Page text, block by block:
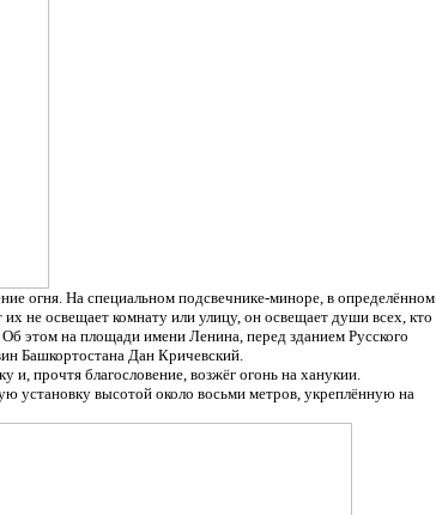
огня. На специальном подсвечнике-миноре, в определённом
не освещает комнату или улицу, он освещает души всех, кто
этом на площади имени Ленина, перед зданием Русского
Башкортостана Дан Кричевский.
прочтя благословение, возжёг огонь на ханукии.
установку высотой около восьми метров, укреплённую на